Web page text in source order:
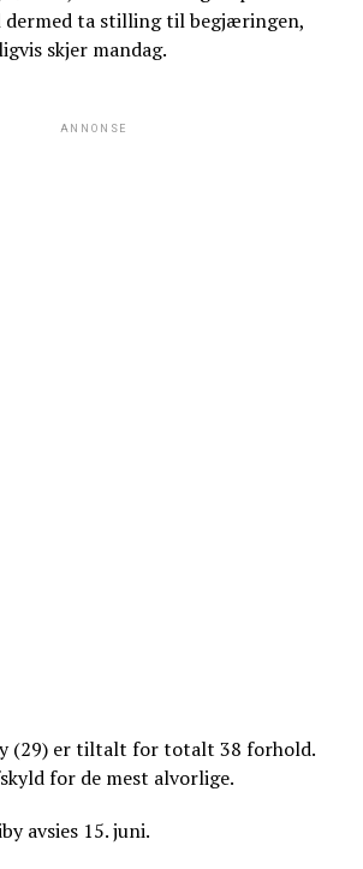
ta stilling til begjæringen,
skjer mandag.
ANNONSE
(29) er tiltalt for totalt 38 forhold.
for de mest alvorlige.
avsies 15. juni.